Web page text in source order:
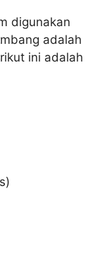
digunakan
adalah
ini adalah